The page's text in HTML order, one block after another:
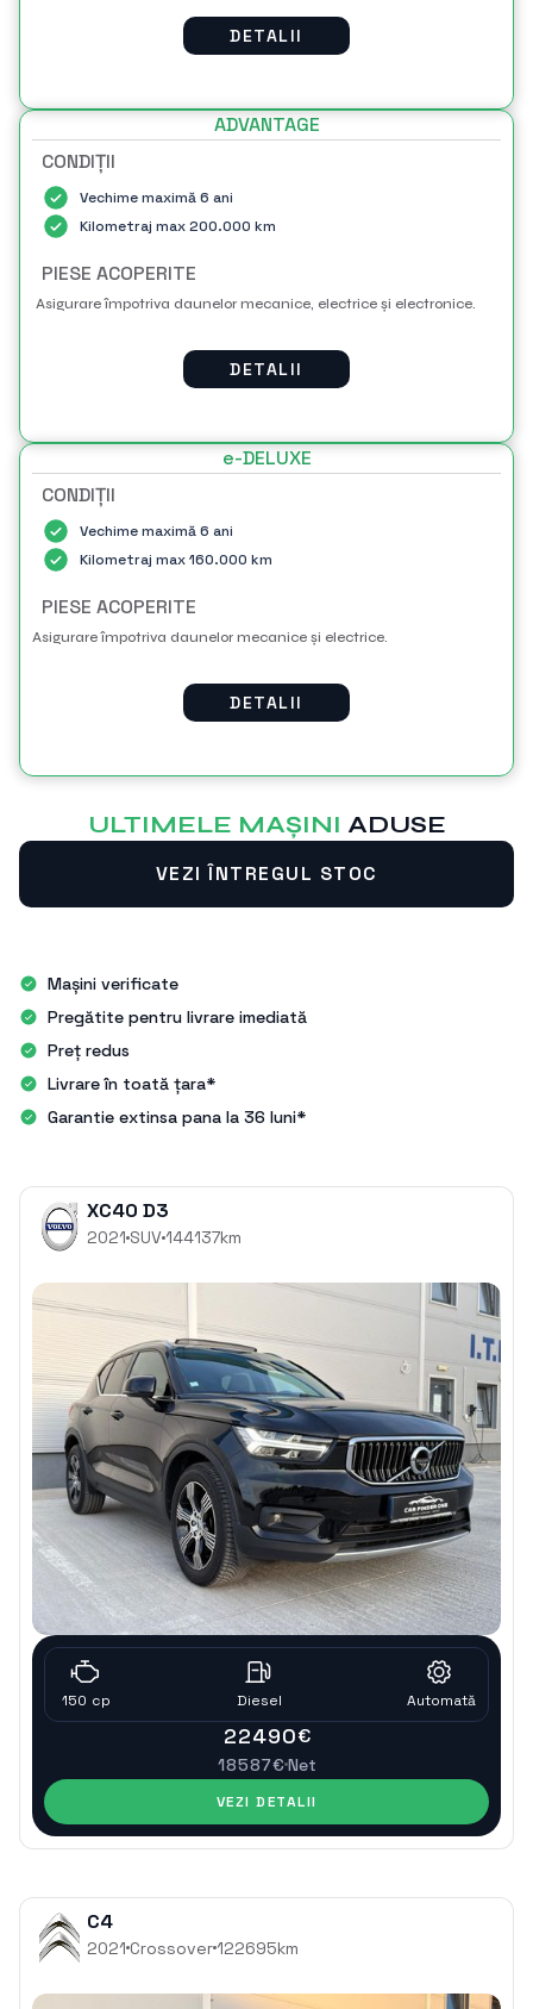
DETALII
ADVANTAGE
CONDIȚII
Vechime maximă 6 ani
Kilometraj max 200.000 km
PIESE ACOPERITE
Asigurare împotriva daunelor mecanice, electrice și electronice.
DETALII
e-DELUXE
CONDIȚII
Vechime maximă 6 ani
Kilometraj max 160.000 km
PIESE ACOPERITE
Asigurare împotriva daunelor mecanice și electrice.
DETALII
ULTIMELE MAŞINI ADUSE
VEZI ÎNTREGUL STOC
Mașini verificate
Pregătite pentru livrare imediată
Preț redus
Livrare în toată țara*
Garantie extinsa pana la 36 luni*
XC40 D3
2021 SUV144137km
150 cp Diesel Automatǎ
22490€
18587€Net
VEZI DETALII
C4
2021 Crossover122695km